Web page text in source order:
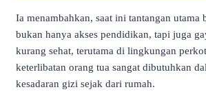
Ia menambahkan, saat ini tantangan utama
bukan hanya akses pendidikan, tapi juga
kurang sehat, terutama di lingkungan
keterlibatan orang tua sangat dibutuhkan
kesadaran gizi sejak dari rumah.